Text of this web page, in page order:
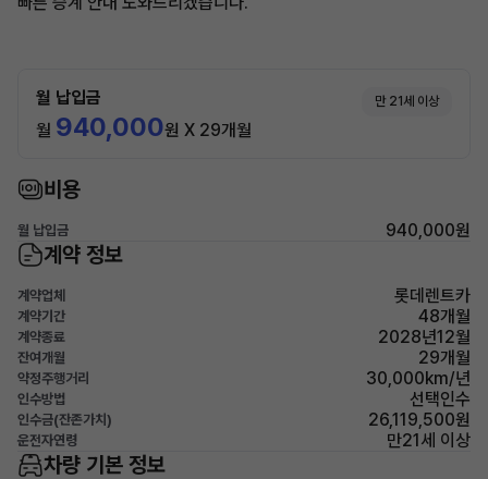
월 납입금 만 21세 이상
월 940,000원 X 29개월
비용
월 납입금 940,000원
계약 정보
계약업체 롯데렌트카
계약기간 48개월
계약종료 2028년12월
잔여개월 29개월
약정주행거리 30,000km/년
인수방법 선택인수
인수금(잔존가치) 26,119,500원
운전자연령 만21세 이상
차량 기본 정보